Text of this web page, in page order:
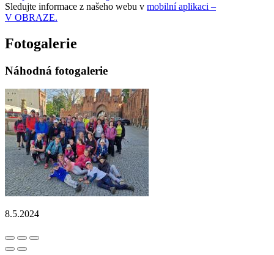
Sledujte informace z našeho webu v mobilní aplikaci –
V OBRAZE.
Fotogalerie
Náhodná fotogalerie
8.5.2024